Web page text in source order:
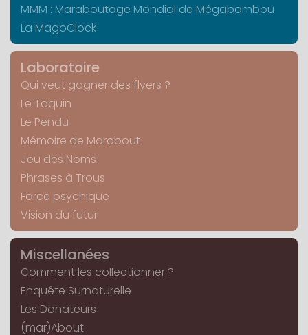
MMM : Maraboutage Mondial de Mégabambou
La MagoClock
Laboratoire
Qui veut gagner des flyers ?
Le Taquin
Le Pendu
Mémoire de Marabout
Jeu des Noms
Phrases à Trous
Force psychique
Vision du futur
Miscellanées
Comment les collectionner ?
Enquête Surnaturelle
Les Donateurs
(mar)About